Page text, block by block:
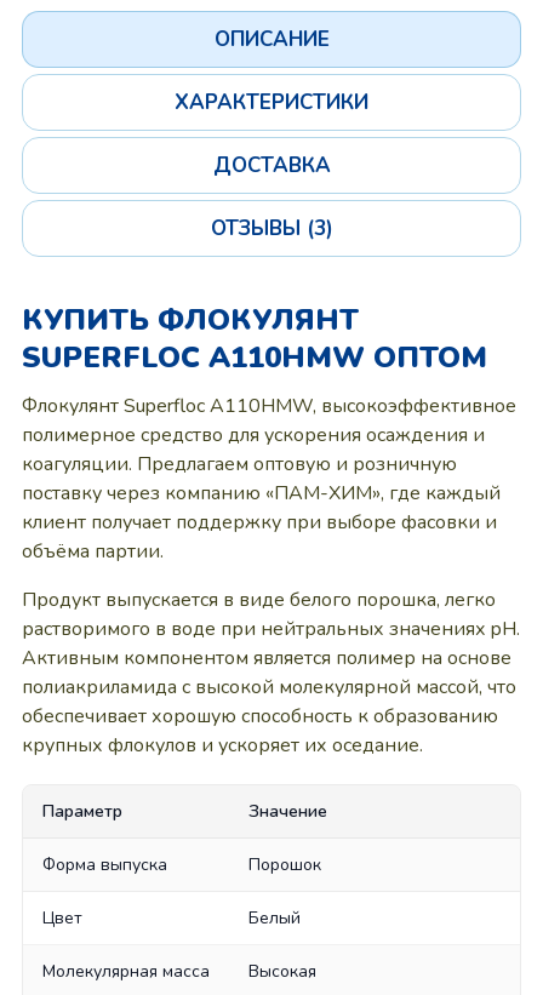
ОПИСАНИЕ
ХАРАКТЕРИСТИКИ
ДОСТАВКА
ОТЗЫВЫ (3)
КУПИТЬ ФЛОКУЛЯНТ
SUPERFLOC A110HMW ОПТОМ
Флокулянт Superfloc A110HMW, высокоэффективное
полимерное средство для ускорения осаждения и
коагуляции. Предлагаем оптовую и розничную
поставку через компанию «ПАМ-ХИМ», где каждый
клиент получает поддержку при выборе фасовки и
объёма партии.
Продукт выпускается в виде белого порошка, легко
растворимого в воде при нейтральных значениях pH.
Активным компонентом является полимер на основе
полиакриламида с высокой молекулярной массой, что
обеспечивает хорошую способность к образованию
крупных флокулов и ускоряет их оседание.
Параметр Значение
Форма выпуска Порошок
Цвет Белый
Молекулярная масса Высокая